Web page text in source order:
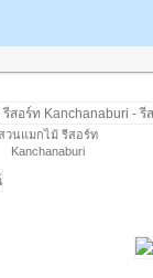
สวนแมกไม้ รีสอร์ท
Kanchanaburi